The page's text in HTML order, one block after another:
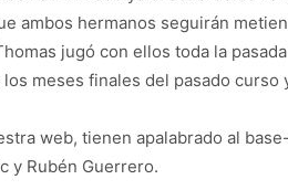
ambos hermanos seguirán
jugó con ellos toda la
meses finales del pasado curso
web, tienen apalabrado al
y Rubén Guerrero.